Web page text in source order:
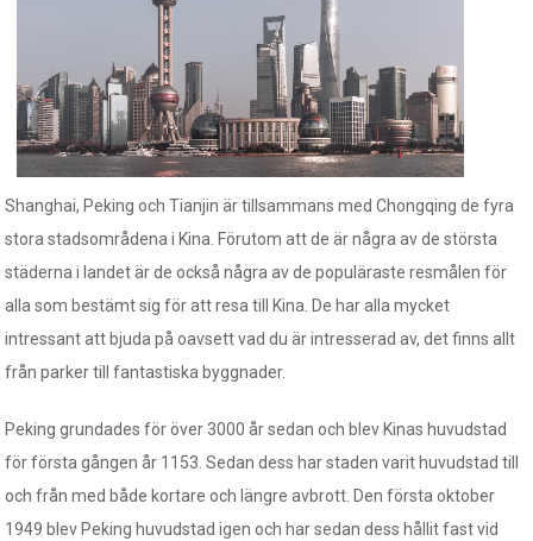
Shanghai, Peking och Tianjin är tillsammans med Chongqing de fyra
stora stadsområdena i Kina. Förutom att de är några av de största
städerna i landet är de också några av de populäraste resmålen för
alla som bestämt sig för att resa till Kina. De har alla mycket
intressant att bjuda på oavsett vad du är intresserad av, det finns allt
från parker till fantastiska byggnader.
Peking grundades för över 3000 år sedan och blev Kinas huvudstad
för första gången år 1153. Sedan dess har staden varit huvudstad till
och från med både kortare och längre avbrott. Den första oktober
1949 blev Peking huvudstad igen och har sedan dess hållit fast vid